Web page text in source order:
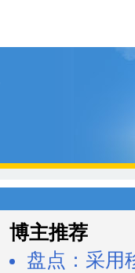
博主推荐
盘点：采用